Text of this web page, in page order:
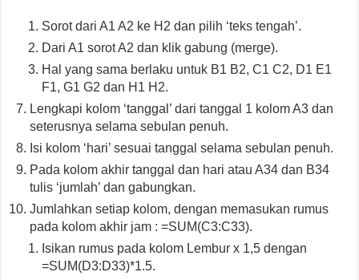
Sorot dari A1 A2 ke H2 dan pilih ‘teks tengah’.
Dari A1 sorot A2 dan klik gabung (merge).
Hal yang sama berlaku untuk B1 B2, C1 C2, D1 E1
F1, G1 G2 dan H1 H2.
Lengkapi kolom ‘tanggal’ dari tanggal 1 kolom A3 dan
seterusnya selama sebulan penuh.
Isi kolom ‘hari’ sesuai tanggal selama sebulan penuh.
Pada kolom akhir tanggal dan hari atau A34 dan B34
tulis ‘jumlah’ dan gabungkan.
Jumlahkan setiap kolom, dengan memasukan rumus
pada kolom akhir jam : =SUM(C3:C33).
Isikan rumus pada kolom Lembur x 1,5 dengan
=SUM(D3:D33)*1.5.